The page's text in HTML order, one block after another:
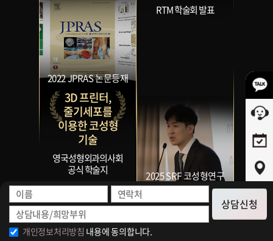
2022 JPRAS 논문등재
3D 프린터,
줄기세포를
이용한 코성형
기술
영국성형외과의사회
공식 학술지
RTM 학술회 발표
2025 SRF 코성형연구
회
3D 프린팅
실리콘의
개인정보처리방침 내용에 동의합니다.
상담신청